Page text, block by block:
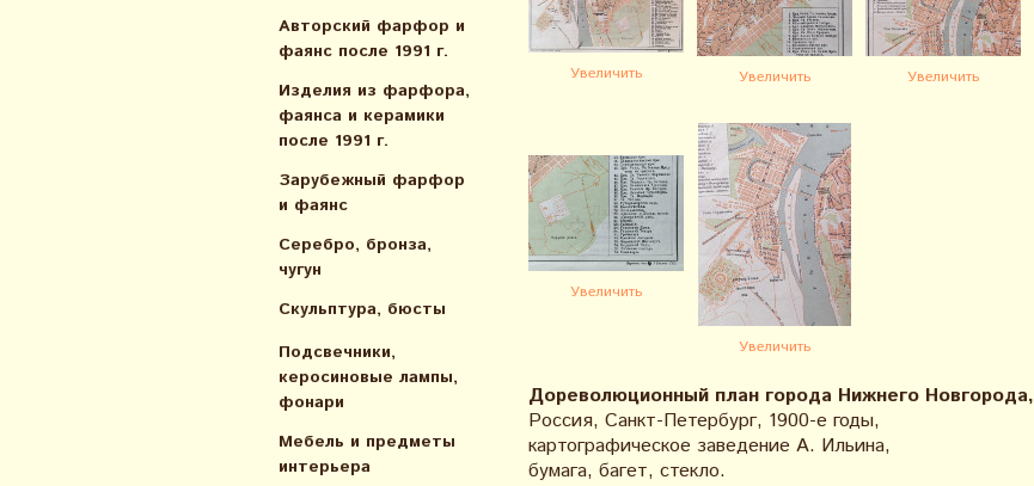
Авторский фарфор и
фаянс после 1991 г.
Изделия из фарфора,
фаянса и керамики
после 1991 г.
Зарубежный фарфор
и фаянс
Серебро, бронза,
чугун
Скульптура, бюсты
Подсвечники,
керосиновые лампы,
фонари
Мебель и предметы
интерьера
Увеличить Увеличить Увеличить
Увеличить
Увеличить
Дореволюционный план города Нижнего Новгорода,
Россия, Санкт-Петербург, 1900-е годы,
картографическое заведение А. Ильина,
бумага, багет, стекло.